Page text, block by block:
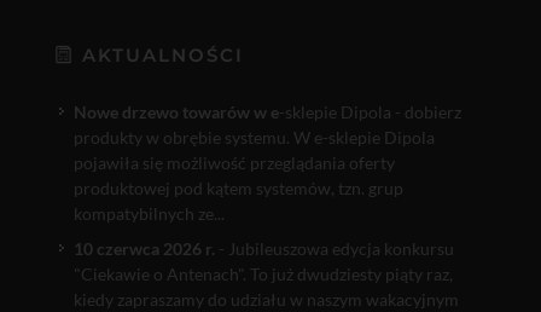
AKTUALNOŚCI
Nowe drzewo towarów w e-sklepie Dipola - dobierz
produkty w obrębie systemu. W e-sklepie Dipola
pojawiła się możliwość przeglądania oferty
produktowej pod kątem systemów, tzn. grup
kompatybilnych ze...
10 czerwca 2026 r. - Jubileuszowa edycja konkursu
"Ciekawie o Antenach". To już dwudziesty piąty raz,
kiedy zapraszamy do udziału w naszym wakacyjnym